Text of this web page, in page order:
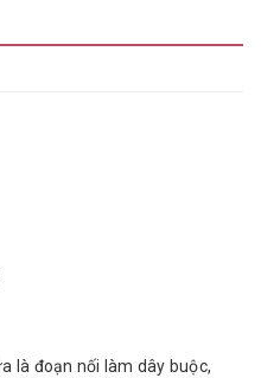
là đoạn nối làm dây buộc,